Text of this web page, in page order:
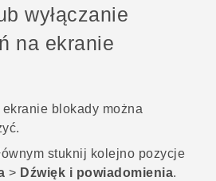
HTC
wyłączanie
na ekranie
blokady można
stuknij kolejno pozycje
> Dźwięk i powiadomienia.